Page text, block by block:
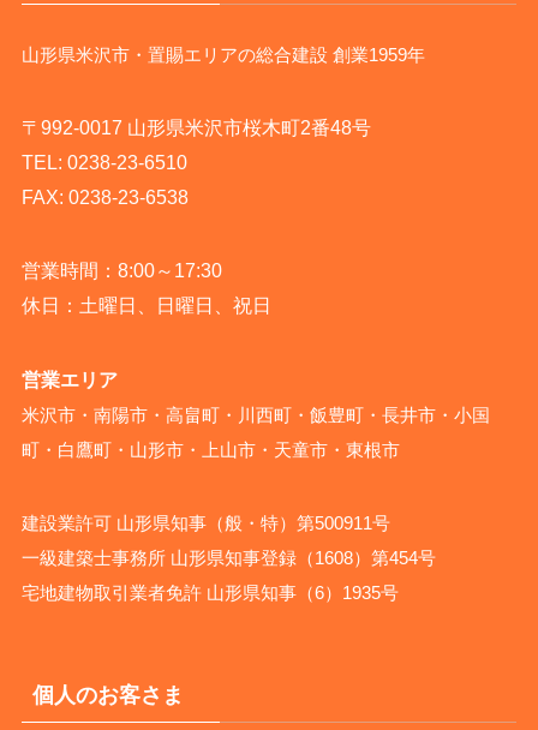
山形県米沢市・置賜エリアの総合建設 創業1959年
〒992-0017 山形県米沢市桜木町2番48号
TEL: 0238-23-6510
FAX: 0238-23-6538
営業時間：8:00～17:30
休日：土曜日、日曜日、祝日
営業エリア
米沢市・南陽市・高畠町・川西町・飯豊町・長井市・小国
町・白鷹町・山形市・上山市・天童市・東根市
建設業許可 山形県知事（般・特）第500911号
一級建築士事務所 山形県知事登録（1608）第454号
宅地建物取引業者免許 山形県知事（6）1935号
個人のお客さま